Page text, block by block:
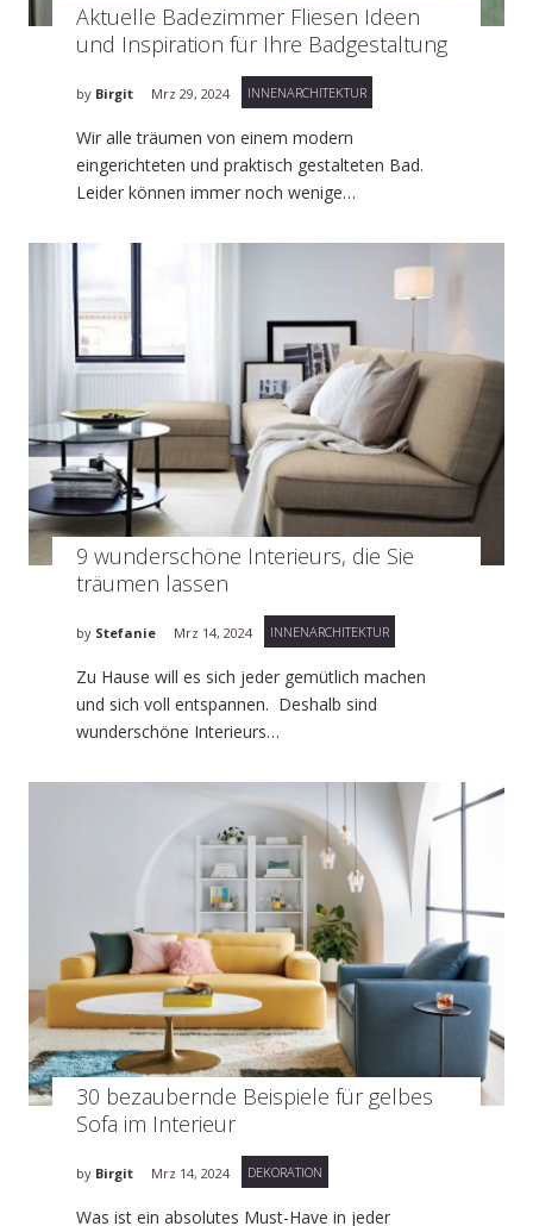
Aktuelle Badezimmer Fliesen Ideen
und Inspiration für Ihre Badgestaltung
by Birgit Mrz 29, 2024 INNENARCHITEKTUR
Wir alle träumen von einem modern
eingerichteten und praktisch gestalteten Bad.
Leider können immer noch wenige…
9 wunderschöne Interieurs, die Sie
träumen lassen
by Stefanie Mrz 14, 2024 INNENARCHITEKTUR
Zu Hause will es sich jeder gemütlich machen
und sich voll entspannen. Deshalb sind
wunderschöne Interieurs…
30 bezaubernde Beispiele für gelbes
Sofa im Interieur
by Birgit Mrz 14, 2024 DEKORATION
Was ist ein absolutes Must-Have in jeder